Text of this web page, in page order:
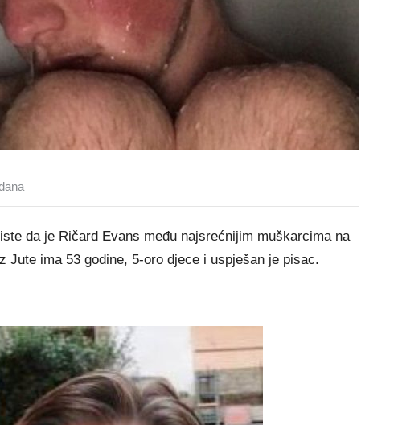
da je Ričard Evans među najsrećnijim muškarcima na
Jute ima 53 godine, 5-oro djece i uspješan je pisac.